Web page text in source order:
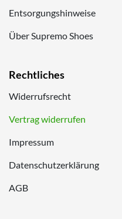
Entsorgungshinweise
Über Supremo Shoes
Rechtliches
Widerrufsrecht
Vertrag widerrufen
Impressum
Datenschutzerklärung
AGB